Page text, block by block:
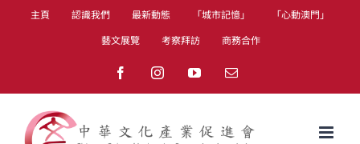
主頁 認識我們 最新動態 「城市記憶」
「心動澳門」
藝文展覽
考察拜訪 商務合作
FacebookInstagramYouTubeEmail